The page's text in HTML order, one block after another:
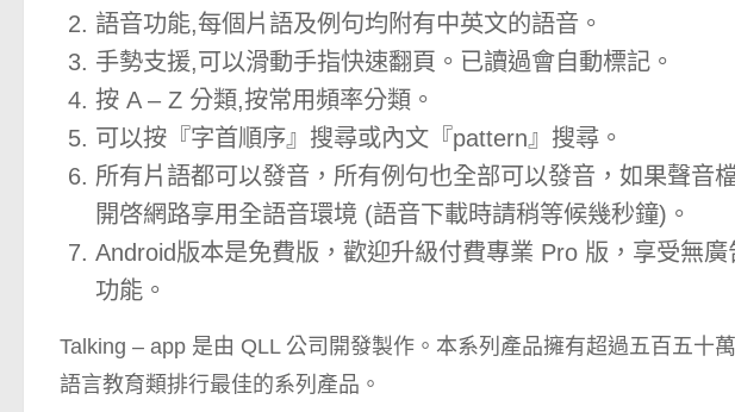
語音功能,每個片語及例句均附有中英文的語音。
手勢支援,可以滑動手指快速翻頁。已讀過會自動標記。
按 A – Z 分類,按常用頻率分類。
可以按『字首順序』搜尋或內文『pattern』搜尋。
所有片語都可以發音，所有例句也全部可以發音，如果聲音
開啓網路享用全語音環境 (語音下載時請稍等候幾秒鐘)。
Android版本是免費版，歡迎升級付費專業 Pro 版，享受無
功能。
Talking – app 是由 QLL 公司開發製作。本系列產品擁有超過五百五十
語言教育類排行最佳的系列產品。